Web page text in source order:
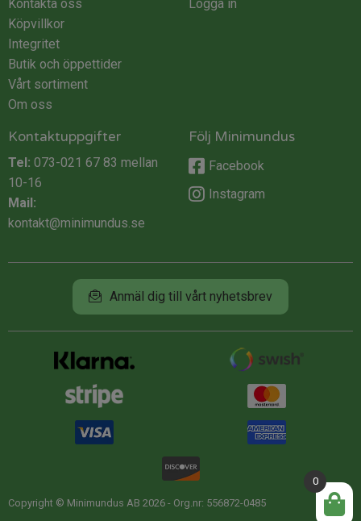
Kontakta oss
Köpvillkor
Integritet
Butik och öppettider
Vårt sortiment
Om oss
Logga in
Kontaktuppgifter
Tel: 073-021 67 83 mellan
10-16
Mail:
kontakt@minimundus.se
Följ Minimundus
Facebook
Instagram
Anmäl dig till vårt nyhetsbrev
Copyright © Minimundus AB 2026 - Org.nr: 556872-0485
0